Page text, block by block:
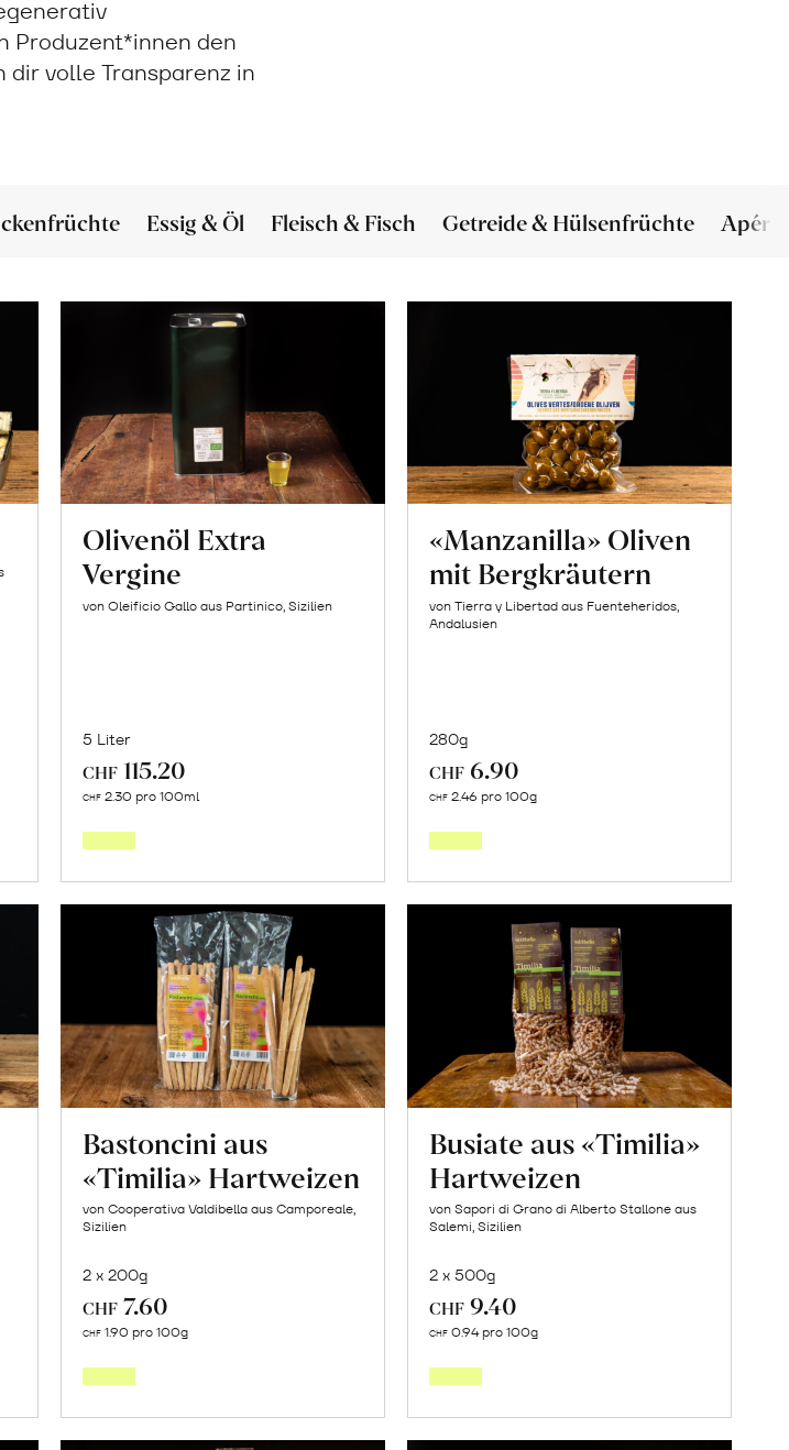
Produzent*innen den
volle Transparenz in
Essig & Öl Fleisch & Fisch Getreide & Hülsenfrüchte Apéro
Olivenöl Extra
Vergine
von Oleificio Gallo aus Partinico, Sizilien
5 Liter
CHF 115.20
CHF 2.30 pro 100ml
«Manzanilla» Oliven
mit Bergkräutern
von Tierra y Libertad aus Fuenteheridos,
Andalusien
280g
CHF 6.90
CHF 2.46 pro 100g
Bastoncini aus
«Timilia» Hartweizen
von Cooperativa Valdibella aus Camporeale,
Sizilien
2 x 200g
CHF 7.60
CHF 1.90 pro 100g
Busiate aus «Timilia»
Hartweizen
von Sapori di Grano di Alberto Stallone aus
Salemi, Sizilien
2 x 500g
CHF 9.40
CHF 0.94 pro 100g